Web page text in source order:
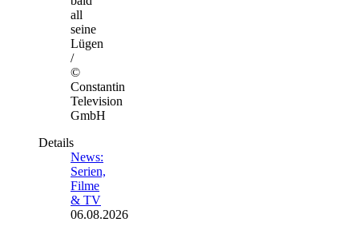
all
seine
Lügen
/
©
Constantin
Television
GmbH
Details
News:
Serien,
Filme
& TV
06.08.2026